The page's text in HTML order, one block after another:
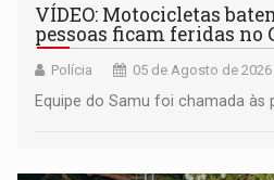
VÍDEO: Motocicletas
pessoas ficam feridas no
Polícia 05 de Agosto de 2026
Equipe do Samu foi chamada às